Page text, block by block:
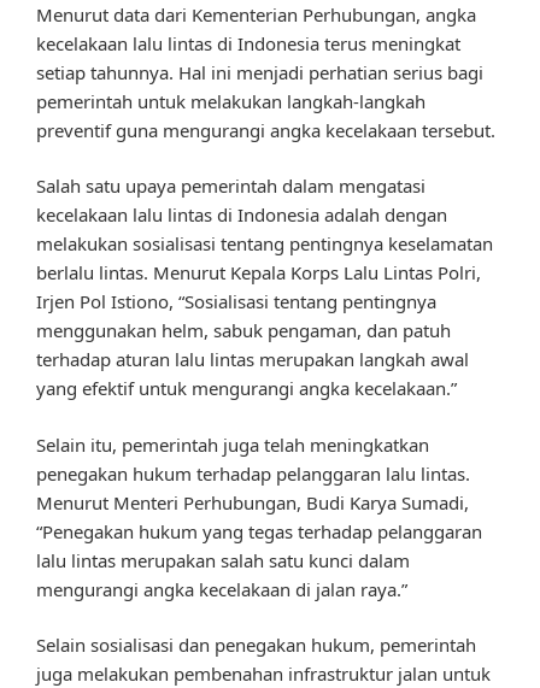
Menurut data dari Kementerian Perhubungan, angka
kecelakaan lalu lintas di Indonesia terus meningkat
setiap tahunnya. Hal ini menjadi perhatian serius bagi
pemerintah untuk melakukan langkah-langkah
preventif guna mengurangi angka kecelakaan tersebut.
Salah satu upaya pemerintah dalam mengatasi
kecelakaan lalu lintas di Indonesia adalah dengan
melakukan sosialisasi tentang pentingnya keselamatan
berlalu lintas. Menurut Kepala Korps Lalu Lintas Polri,
Irjen Pol Istiono, “Sosialisasi tentang pentingnya
menggunakan helm, sabuk pengaman, dan patuh
terhadap aturan lalu lintas merupakan langkah awal
yang efektif untuk mengurangi angka kecelakaan.”
Selain itu, pemerintah juga telah meningkatkan
penegakan hukum terhadap pelanggaran lalu lintas.
Menurut Menteri Perhubungan, Budi Karya Sumadi,
“Penegakan hukum yang tegas terhadap pelanggaran
lalu lintas merupakan salah satu kunci dalam
mengurangi angka kecelakaan di jalan raya.”
Selain sosialisasi dan penegakan hukum, pemerintah
juga melakukan pembenahan infrastruktur jalan untuk